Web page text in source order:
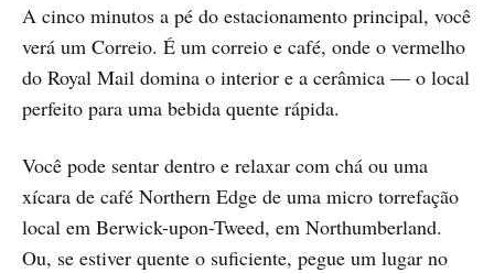
A cinco minutos a pé do estacionamento principal, você
verá um Correio. É um correio e café, onde o vermelho
do Royal Mail domina o interior e a cerâmica — o local
perfeito para uma bebida quente rápida.
Você pode sentar dentro e relaxar com chá ou uma
xícara de café Northern Edge de uma micro torrefação
local em Berwick-upon-Tweed, em Northumberland.
Ou, se estiver quente o suficiente, pegue um lugar no